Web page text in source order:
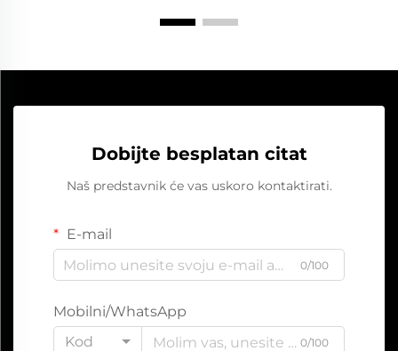
Dobijte besplatan citat
Naš predstavnik će vas uskoro kontaktirati.
E-mail
0/100
Mobilni/WhatsApp
Kod
0/100